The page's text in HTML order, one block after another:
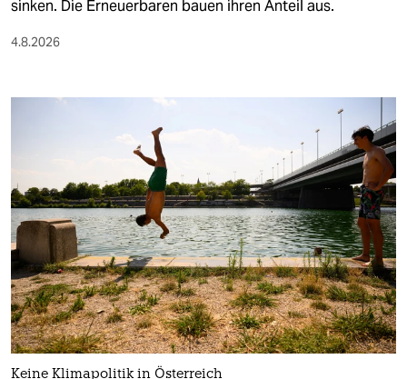
sinken. Die Erneuerbaren bauen ihren Anteil aus.
4.8.2026
Keine Klimapolitik in Österreich